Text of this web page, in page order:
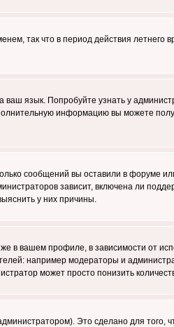
так что в период действия летнего
ваш язык. Попробуйте узнать у
информацию вы можете
сообщений вы оставили в форуме
зависит, включена ли
у них причины.
в вашем профиле, в зависимости от
например модераторы и
может просто понизить
Это сделано для того,